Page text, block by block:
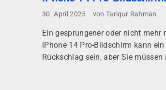
30. April 2025 von Tariqur Rahman
Ein gesprungener oder nicht mehr
iPhone 14 Pro-Bildschirm kann ein
Rückschlag sein, aber Sie müssen